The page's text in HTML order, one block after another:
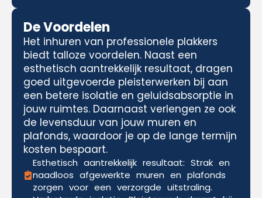
De Voordelen
Het inhuren van professionele plakkers
biedt talloze voordelen. Naast een
esthetisch aantrekkelijk resultaat, dragen
goed uitgevoerde pleisterwerken bij aan
een betere isolatie en geluidsabsorptie in
jouw ruimtes. Daarnaast verlengen ze ook
de levensduur van jouw muren en
plafonds, waardoor je op de lange termijn
kosten bespaart.
Esthetisch aantrekkelijk resultaat: Strak en
naadloos afgewerkte muren en plafonds
zorgen voor een verzorgde uitstraling.